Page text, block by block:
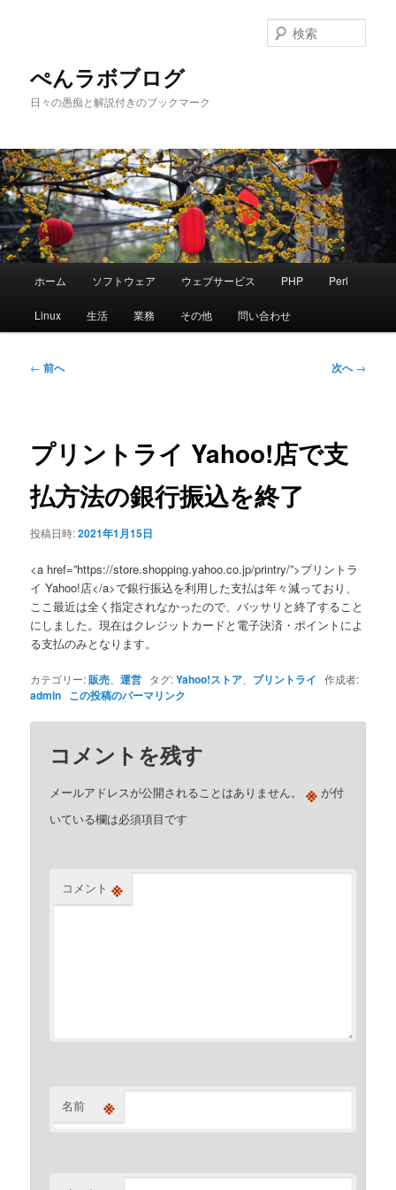
へ
移
動
ぺんラボブログ
日々の愚痴と解説付きのブックマーク
索
メ
ホーム ソフトウェア ウェブサービス PHP Perl
Linux 生活 業務 その他 問い合わせ
投
ー
ョ
ン
← 前へ 次へ→
プリントライ Yahoo!店で支
払方法の銀行振込を終了
投稿日時:2021年1月15日
<a href=”https://store.shopping.yahoo.co.jp/printry/”>プリントラ
イ Yahoo!店</a>で銀行振込を利用した支払は年々減っており、
ここ最近は全く指定されなかったので、バッサリと終了すること
にしました。現在はクレジットカードと電子決済・ポイントによ
る支払のみとなります。
カテゴリー:販売 、運営 タグ:Yahoo!ストア プリントライ 作成者:
admin この投稿のパーマリンク
コメントを残す
メールアドレスが公開されることはありません。 ※ が付
いている欄は必須項目です
コメント ※
名前 ※